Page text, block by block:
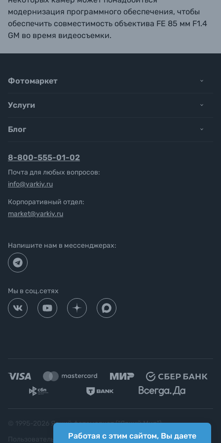
модернизация программного обеспечения, чтобы
обеспечить совместимость объектива FE 85 мм F1.4
GM во время видеосъемки.
Работая с этим сайтом, Вы даете
Фотомаркет
Услуги
Блог
8-800-555-01-02
Почта для любых вопросов:
info@yarkiy.ru
Корпоративный отдел:
market@yarkiy.ru
Напишите нам в мессенджерах:
Мы в соц.сетях
Яркий фотомаркет ("Яркий Мир")
Пользовательское соглашение